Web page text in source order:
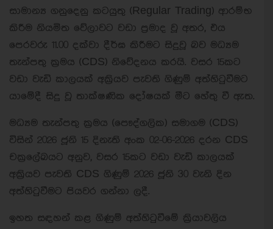
සාමාන්‍ය ගනුදෙනු කටයුතු (Regular Trading) ආරම්භ
කිරීම නියමිත වේලාවට වඩා ප්‍රමාද වූ අතර, එය
පෙරවරු 11.00 දක්වා දීර්ඝ කිරීමට සිදුවූ බව මධ්‍යම
තැන්පතු ක්‍රමය (CDS) නිවේදනය කරයි. වසර 15කට
වඩා වැඩි කාලයක් අක්‍රියව පැවති ගිණුම් අත්හිටුවීමට
යාමේදී සිදු වූ තාක්ෂණික දෝෂයක් මීට හේතු වී ඇත.
මධ්‍යම තැන්පතු ක්‍රමය (පෞද්ගලික) සමාගම (CDS)
විසින් 2026 ජූනි 15 දිනැති අංක 02-06-2026 දරන CDS
චක්‍රලේඛයට අනුව, වසර 15කට වඩා වැඩි කාලයක්
අක්‍රියව පැවති CDS ගිණුම් 2026 ජූනි 30 වැනි දින
අත්හිටුවීමට පියවර ගන්නා ලදී.
ඉහත සඳහන් කළ ගිණුම් අත්හිටුවීමේ ක්‍රියාවලිය